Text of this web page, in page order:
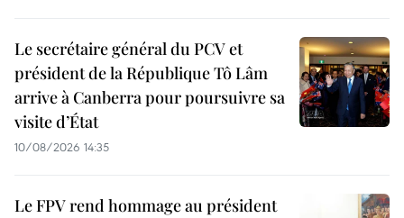
Le secrétaire général du PCV et
président de la République Tô Lâm
arrive à Canberra pour poursuivre sa
visite d’État
10/08/2026 14:35
Le FPV rend hommage au président